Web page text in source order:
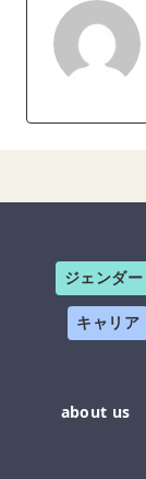
ジェンダー
キャリア
about us